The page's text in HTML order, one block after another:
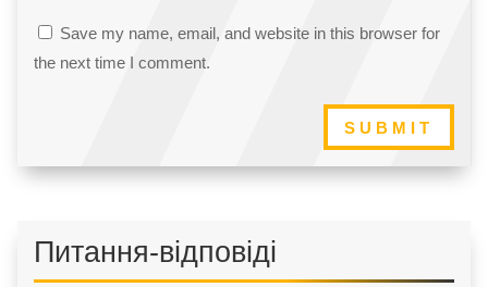
Save my name, email, and website in this browser for
the next time I comment.
SUBMIT
Питання-відповіді